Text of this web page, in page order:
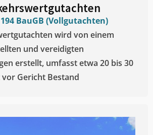
BauGB (Vollgutachten)
wird von einem
und vereidigten
erstellt, umfasst etwa 20 bis 30
Gericht Bestand